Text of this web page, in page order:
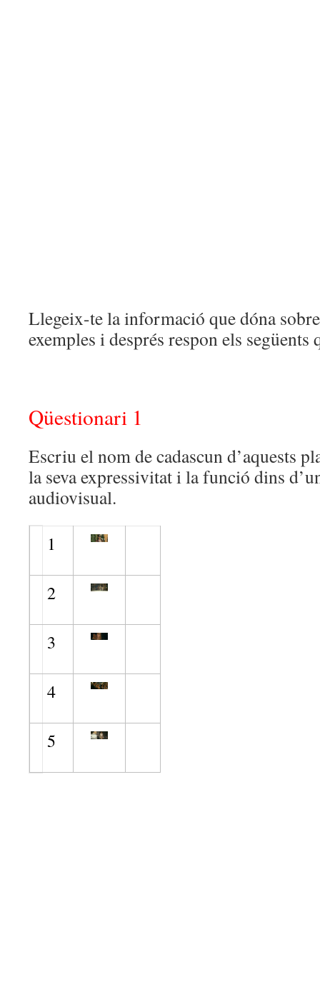
Llegeix-te la informació que dóna
exemples i després respon els següents
Qüestionari 1
Escriu el nom de cadascun d’aquests
la seva expressivitat i la funció dins
audiovisual.
1
2
3
4
5